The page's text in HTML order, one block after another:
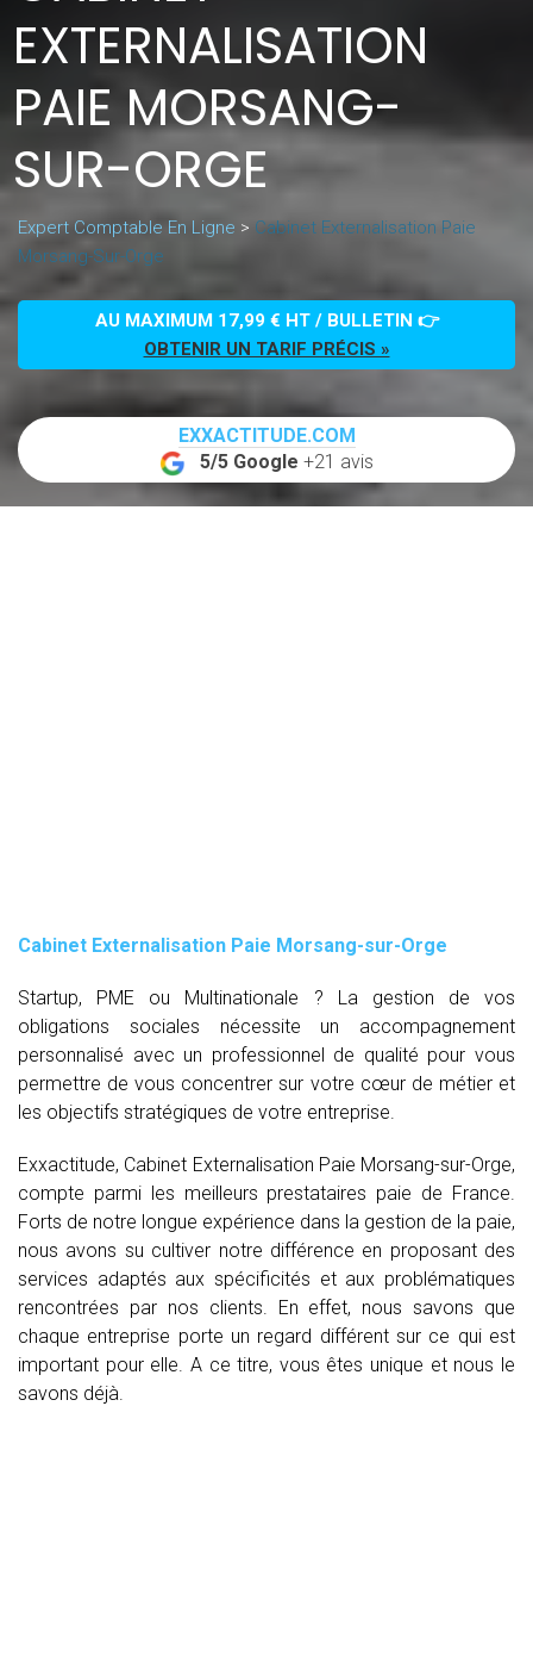
EXTERNALISATION
PAIE MORSANG-
SUR-ORGE
Expert Comptable En Ligne > Cabinet Externalisation Paie
Morsang-Sur-Orge
AU MAXIMUM 17,99 € HT / BULLETIN 👉
OBTENIR UN TARIF PRÉCIS »
EXXACTITUDE.COM
5/5 Google +21 avis
Cabinet Externalisation Paie Morsang-sur-Orge
Startup, PME ou Multinationale ? La gestion de vos
obligations sociales nécessite un accompagnement
personnalisé avec un professionnel de qualité pour vous
permettre de vous concentrer sur votre cœur de métier et
les objectifs stratégiques de votre entreprise.
Exxactitude, Cabinet Externalisation Paie Morsang-sur-Orge,
compte parmi les meilleurs prestataires paie de France.
Forts de notre longue expérience dans la gestion de la paie,
nous avons su cultiver notre différence en proposant des
services adaptés aux spécificités et aux problématiques
rencontrées par nos clients. En effet, nous savons que
chaque entreprise porte un regard différent sur ce qui est
important pour elle. A ce titre, vous êtes unique et nous le
savons déjà.